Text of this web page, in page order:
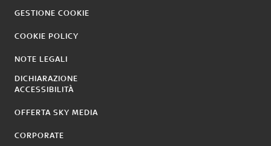
GESTIONE COOKIE
COOKIE POLICY
NOTE LEGALI
DICHIARAZIONE
ACCESSIBILITÀ
OFFERTA SKY MEDIA
CORPORATE